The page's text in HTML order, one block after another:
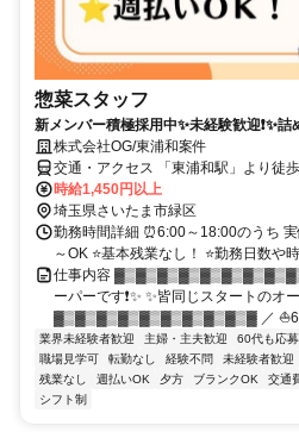
惣菜スタッフ
新メンバー積極採用中✨未経験歓迎❗✨
株式会社OG/東浦和案件
交通・アクセス 「東浦和駅」より徒
時給1,450円以上
埼玉県さいたま市緑区
勤務時間詳細 ⏰6:00～18:00のうち
～OK ⭐基本残業なし！ ⭐勤務日数や
仕事内容
ーパーです❗✨ ✨皆同じスタートのオ
▓▒▓▒▓▒▓▒▓▒▓▒▓▒▓▒▓▒▓ ／ ⛵6
業界未経験者歓迎 主婦・主夫歓迎 60代も応募
職場見学可
転勤なし 経験不問 未経験者歓迎
残業なし
週払いOK 夕方 ブランクOK 交通
シフト制